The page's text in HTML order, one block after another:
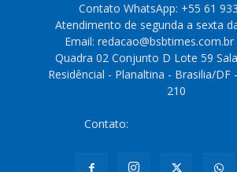
Contato WhatsApp: +55 61
Atendimento de segunda a sexta
Email: redacao@bsbtimes.com.br
Quadra 02 Conjunto D Lote 59
Residêncial - Planaltina - Brasilia/DF
210
Contato: